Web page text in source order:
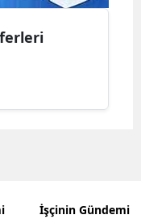
İşçinin Gündemi